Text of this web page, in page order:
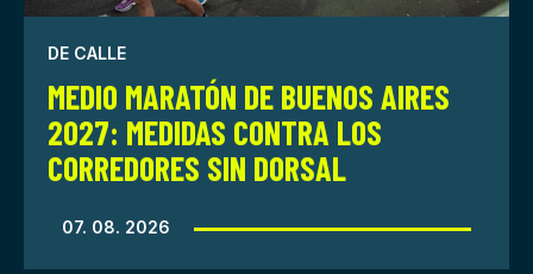
DE CALLE
MEDIO MARATÓN DE BUENOS AIRES
2027: MEDIDAS CONTRA LOS
CORREDORES SIN DORSAL
07. 08. 2026